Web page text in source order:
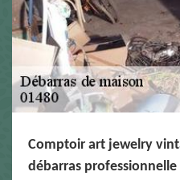
Comptoir art jewelry
débarras